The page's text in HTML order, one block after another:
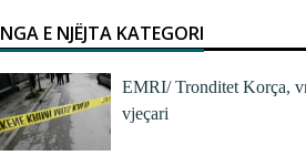
NGA E NJËJTA KATEGORI
EMRI/ Tronditet Korça,
vjeçari